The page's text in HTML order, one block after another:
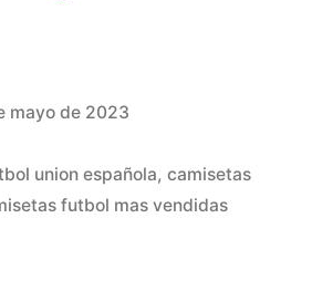
mayo de 2023
union española, camisetas
futbol mas vendidas